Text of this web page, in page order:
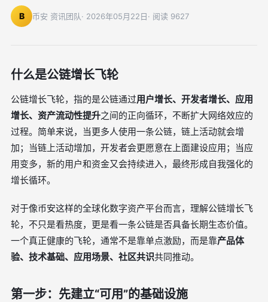
B 币安 资讯团队· 2026年05月22日· 阅读 9627
什么是公链增长飞轮
公链增长飞轮，指的是公链通过用户增长、开发者增长、应用
增长、资产流动性提升之间的正向循环，不断扩大网络效应的
过程。简单来说，当更多人使用一条公链，链上活动就会增
加；当链上活动增加，开发者会更愿意在上面建设应用；当应
用变多，新的用户和资金又会持续进入，最终形成自我强化的
增长循环。
对于像币安这样的全球化数字资产平台而言，理解公链增长飞
轮，不只是看热度，更是看一条公链是否具备长期生态价值。
一个真正健康的飞轮，通常不是靠单点激励，而是靠产品体
验、技术基础、应用场景、社区共识共同推动。
第一步：先建立“可用”的基础设施